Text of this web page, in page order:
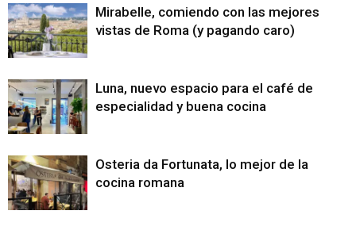
Mirabelle, comiendo con las mejores
vistas de Roma (y pagando caro)
Luna, nuevo espacio para el café de
especialidad y buena cocina
Osteria da Fortunata, lo mejor de la
cocina romana